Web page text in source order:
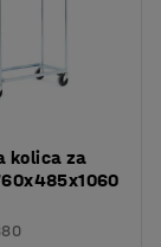
kolica za